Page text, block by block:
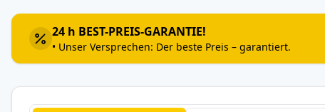
Bildergalerie
springen 24 h BEST-PREIS-GARANTIE!
• Unser Versprechen: Der beste Preis – garantiert.